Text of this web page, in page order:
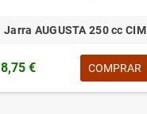
Jarra AUGUSTA 250 cc CIM
8,75 € COMPRAR